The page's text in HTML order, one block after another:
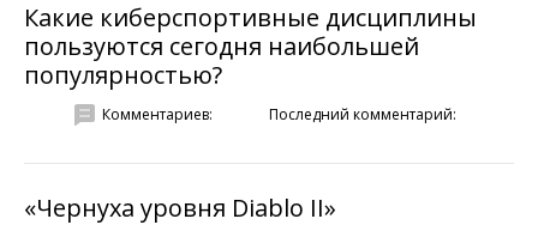
Какие киберспортивные дисциплины
пользуются сегодня наибольшей
популярностью?
Комментариев: Последний комментарий:
«Чернуха уровня Diablo II»